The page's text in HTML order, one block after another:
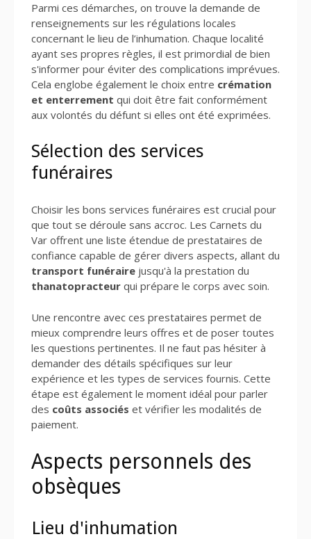
Parmi ces démarches, on trouve la demande de
renseignements sur les régulations locales
concernant le lieu de l’inhumation. Chaque localité
ayant ses propres règles, il est primordial de bien
s'informer pour éviter des complications imprévues.
Cela englobe également le choix entre crémation
et enterrement qui doit être fait conformément
aux volontés du défunt si elles ont été exprimées.
Sélection des services
funéraires
Choisir les bons services funéraires est crucial pour
que tout se déroule sans accroc. Les Carnets du
Var offrent une liste étendue de prestataires de
confiance capable de gérer divers aspects, allant du
transport funéraire jusqu'à la prestation du
thanatopracteur qui prépare le corps avec soin.
Une rencontre avec ces prestataires permet de
mieux comprendre leurs offres et de poser toutes
les questions pertinentes. Il ne faut pas hésiter à
demander des détails spécifiques sur leur
expérience et les types de services fournis. Cette
étape est également le moment idéal pour parler
des coûts associés et vérifier les modalités de
paiement.
Aspects personnels des
obsèques
Lieu d'inhumation